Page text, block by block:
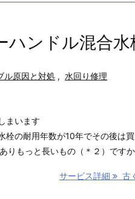
ハンドル混合
ル原因と対処 , 水回り修理
まいます
栓の耐用年数が10年でその後は
りもっと長いもの（＊２）です
サービス詳細 古